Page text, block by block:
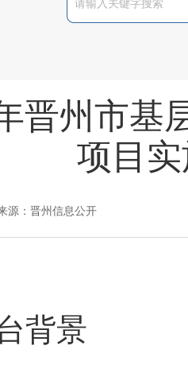
年晋州市
项目
源：晋州信息公开
背景